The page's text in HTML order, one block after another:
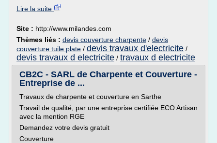
Lire la suite
Site : http://www.milandes.com
Thèmes liés : devis couverture charpente / devis
couverture tuile plate / devis travaux d'electricite /
devis travaux d electricite / travaux d electricite
CB2C - SARL de Charpente et Couverture -
Entreprise de ...
Travaux de charpente et couverture en Sarthe
Travail de qualité, par une entreprise certifiée ECO Artisan
avec la mention RGE
Demandez votre devis gratuit
Couverture